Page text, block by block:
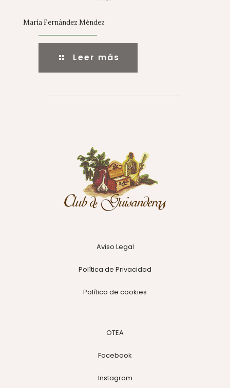
María Fernández Méndez
Leer más
Aviso Legal
Política de Privacidad
Política de cookies
OTEA
Facebook
Instagram